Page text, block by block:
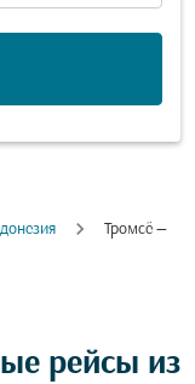
Тромсё —
рейсы из